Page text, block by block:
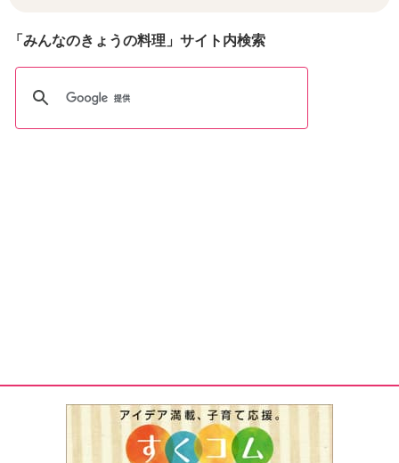
「みんなのきょうの料理」サイト内検索